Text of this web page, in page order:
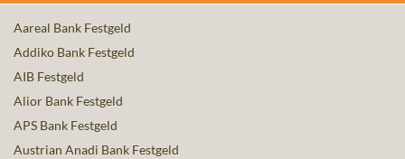
Aareal Bank Festgeld
Addiko Bank Festgeld
AIB Festgeld
Alior Bank Festgeld
APS Bank Festgeld
Austrian Anadi Bank Festgeld